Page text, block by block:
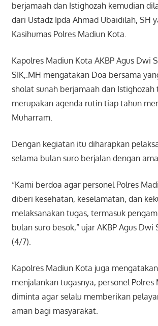
berjamaah dan Istighozah kemudian
dari Ustadz Ipda Ahmad Ubaidilah, SH
Kasihumas Polres Madiun Kota.
Kapolres Madiun Kota AKBP Agus Dwi
SIK,.MH mengatakan Doa bersama
sholat sunah berjamaah dan Istighozah
merupakan agenda rutin tiap tahun
Muharram.
Dengan kegiatan itu diharapkan
selama bulan suro berjalan dengan
“Kami berdoa agar personel Polres
diberi kesehatan, keselamatan, dan
melaksanakan tugas, termasuk
bulan suro besok,” ujar AKBP Agus Dwi
(4/7).
Kapolres Madiun Kota juga
menjalankan tugasnya, personel Polres
diminta agar selalu memberikan
aman bagi masyarakat.